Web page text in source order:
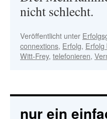
nicht schlecht.
Veröffentlicht unter
connextions, Erfolg, Erfolg
Witt-Frey, telefonieren,
nur ein